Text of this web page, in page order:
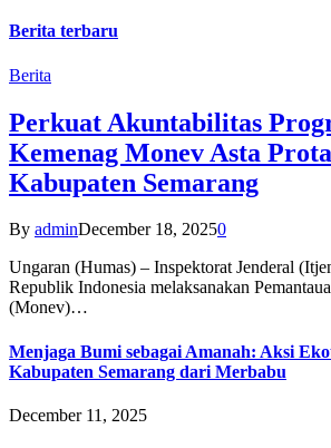
Berita terbaru
Berita
Perkuat Akuntabilitas
Kemenag Monev Asta
Kabupaten Semarang
By adminDecember 18, 20250
Ungaran (Humas) – Inspektorat Jenderal
Republik Indonesia melaksanakan
(Monev)…
Menjaga Bumi sebagai Amanah: Aksi
Kabupaten Semarang dari Merbabu
December 11, 2025